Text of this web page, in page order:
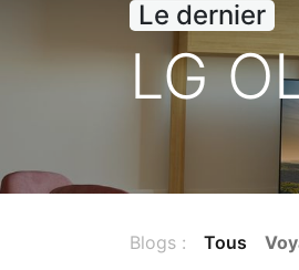
Le dernier
LG
Blogs : Tous